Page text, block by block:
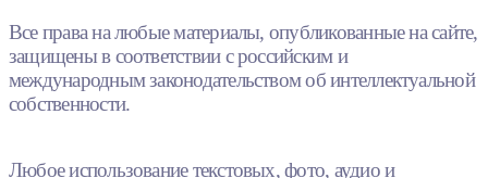
Все права на любые материалы, опубликованные на сайте,
защищены в соответствии с российским и
международным законодательством об интеллектуальной
собственности.
Любое использование текстовых, фото, аудио и